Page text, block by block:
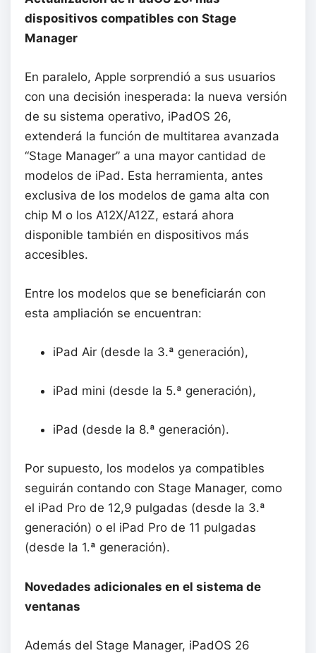
dispositivos compatibles con Stage
Manager
En paralelo, Apple sorprendió a sus usuarios
con una decisión inesperada: la nueva versión
de su sistema operativo, iPadOS 26,
extenderá la función de multitarea avanzada
“Stage Manager” a una mayor cantidad de
modelos de iPad. Esta herramienta, antes
exclusiva de los modelos de gama alta con
chip M o los A12X/A12Z, estará ahora
disponible también en dispositivos más
accesibles.
Entre los modelos que se beneficiarán con
esta ampliación se encuentran:
iPad Air (desde la 3.ª generación),
iPad mini (desde la 5.ª generación),
iPad (desde la 8.ª generación).
Por supuesto, los modelos ya compatibles
seguirán contando con Stage Manager, como
el iPad Pro de 12,9 pulgadas (desde la 3.ª
generación) o el iPad Pro de 11 pulgadas
(desde la 1.ª generación).
Novedades adicionales en el sistema de
ventanas
Además del Stage Manager, iPadOS 26